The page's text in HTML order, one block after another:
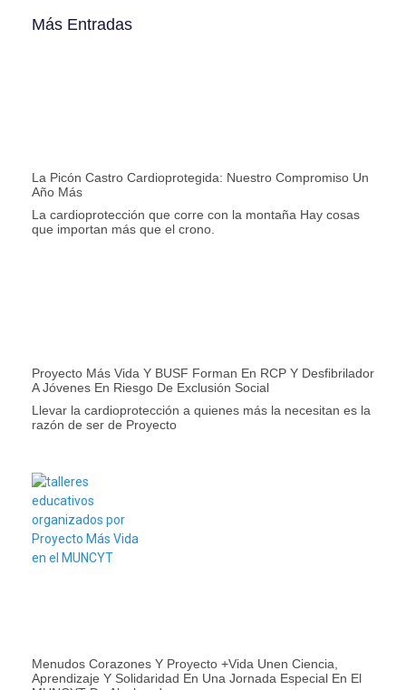
Más Entradas
La Picón Castro Cardioprotegida: Nuestro Compromiso Un
Año Más
La cardioprotección que corre con la montaña Hay cosas
que importan más que el crono.
Proyecto Más Vida Y BUSF Forman En RCP Y Desfibrilador
A Jóvenes En Riesgo De Exclusión Social
Llevar la cardioprotección a quienes más la necesitan es la
razón de ser de Proyecto
Menudos Corazones Y Proyecto +Vida Unen Ciencia,
Aprendizaje Y Solidaridad En Una Jornada Especial En El